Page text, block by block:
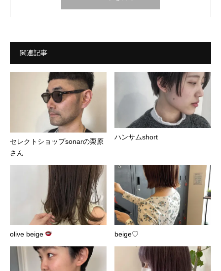
関連記事
セレクトショップsonarの栗原
さん
ハンサムshort︎
olive beige beige♡